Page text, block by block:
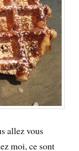
allez vous
moi, ce sont